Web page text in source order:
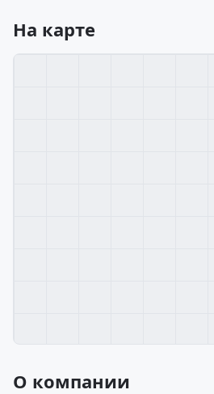
На карте
О компании